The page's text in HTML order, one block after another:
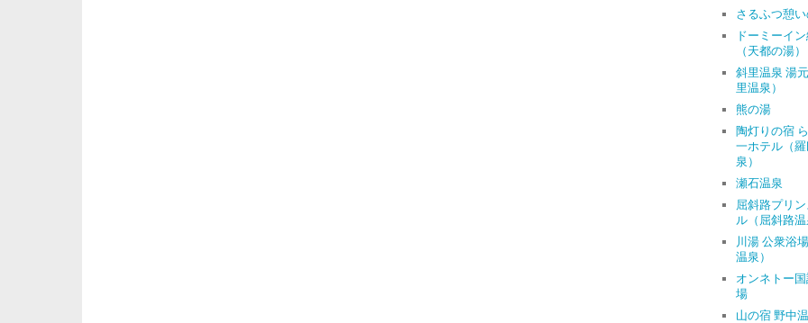
さるふつ憩
ドーミーイ
（天都の湯）
斜里温泉 湯
里温泉）
熊の湯
陶灯りの宿
一ホテル（羅
泉）
瀬石温泉
屈斜路プリ
ル（屈斜路温
川湯 公衆浴
温泉）
オンネトー
場
山の宿 野中